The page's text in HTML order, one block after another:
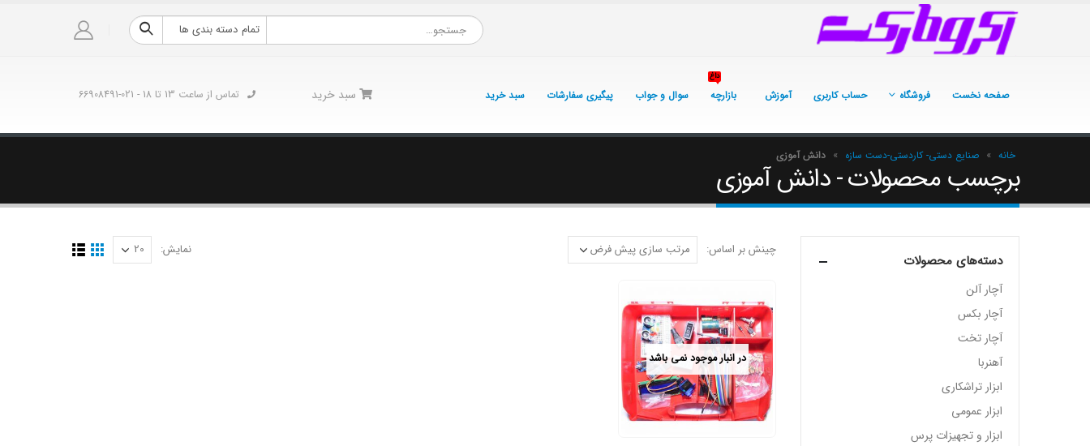
تمام دسته بندی ها
صفحه نخست فروشگاه حساب کاربری آموزش بازارچه
داغ
سوال و جواب پیگیری سفارشات سبد خرید سبد خرید تماس از ساعت 13 تا 18 - 021-66908491
خانه » صنایع دستی- کاردستی-دست سازه » دانش آموزی
برچسب محصولات - دانش آموزی
چینش بر اساس: نمایش:
در انبار موجود نمی باشد
دسته‌های محصولات
آچار آلن
آچار بکس
آچار تخت
آهنربا
ابزار تراشکاری
ابزار عمومی
ابزار و تجهیزات پرس